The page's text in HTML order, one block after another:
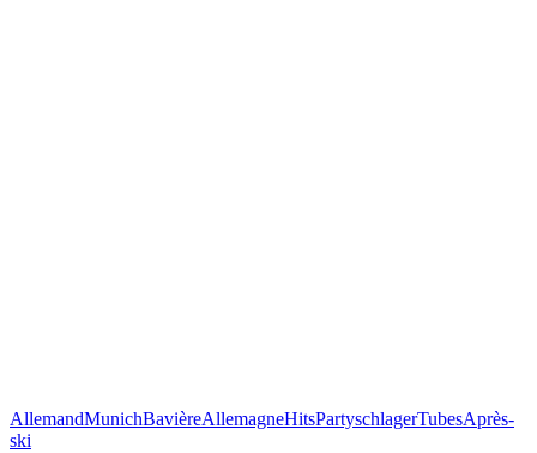
AllemandMunichBavièreAllemagneHitsPartyschlagerTubesAprès-
ski